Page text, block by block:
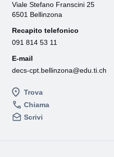
Trova
Chiama
Scrivi
Viale Stefano Franscini 25
6501 Bellinzona
Recapito telefonico
091 814 53 11
E-mail
decs-cpt.bellinzona@edu.ti.ch